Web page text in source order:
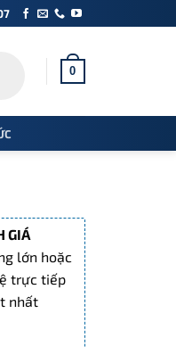
0
GIÁ
lớn hoặc
trực tiếp
nhất